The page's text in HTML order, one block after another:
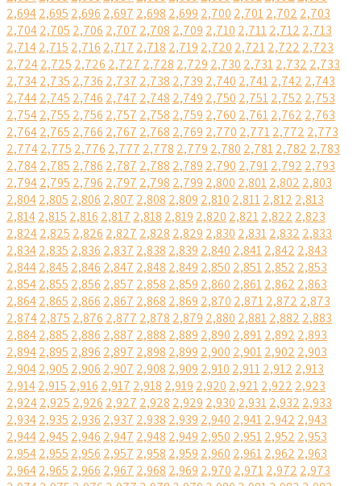
2,6942,695 2,696 2,697 2,698 2,699 2,700 2,7012,702 2,703
2,7042,705 2,706 2,707 2,708 2,709 2,710 2,7112,712 2,713
2,7142,715 2,716 2,717 2,718 2,719 2,720 2,7212,722 2,723
2,7242,725 2,726 2,727 2,728 2,729 2,730 2,7312,732 2,733
2,7342,735 2,736 2,737 2,738 2,739 2,740 2,7412,742 2,743
2,7442,745 2,746 2,747 2,748 2,749 2,750 2,7512,752 2,753
2,7542,755 2,756 2,757 2,758 2,759 2,760 2,7612,762 2,763
2,7642,765 2,766 2,767 2,768 2,769 2,770 2,7712,772 2,773
2,7742,775 2,776 2,777 2,778 2,779 2,780 2,7812,782 2,783
2,7842,785 2,786 2,787 2,788 2,789 2,790 2,7912,792 2,793
2,7942,795 2,796 2,797 2,798 2,799 2,800 2,8012,802 2,803
2,8042,805 2,806 2,807 2,808 2,809 2,810 2,8112,812 2,813
2,8142,815 2,816 2,817 2,818 2,819 2,820 2,8212,822 2,823
2,8242,825 2,826 2,827 2,828 2,829 2,830 2,8312,832 2,833
2,8342,835 2,836 2,837 2,838 2,839 2,840 2,8412,842 2,843
2,8442,845 2,846 2,847 2,848 2,849 2,850 2,8512,852 2,853
2,8542,855 2,856 2,857 2,858 2,859 2,860 2,8612,862 2,863
2,8642,865 2,866 2,867 2,868 2,869 2,870 2,8712,872 2,873
2,8742,875 2,876 2,877 2,878 2,879 2,880 2,8812,882 2,883
2,8842,885 2,886 2,887 2,888 2,889 2,890 2,8912,892 2,893
2,8942,895 2,896 2,897 2,898 2,899 2,900 2,9012,902 2,903
2,9042,905 2,906 2,907 2,908 2,909 2,910 2,9112,912 2,913
2,9142,915 2,916 2,917 2,918 2,919 2,920 2,9212,922 2,923
2,9242,925 2,926 2,927 2,928 2,929 2,930 2,9312,932 2,933
2,9342,935 2,936 2,937 2,938 2,939 2,940 2,9412,942 2,943
2,9442,945 2,946 2,947 2,948 2,949 2,950 2,9512,952 2,953
2,9542,955 2,956 2,957 2,958 2,959 2,960 2,9612,962 2,963
2,9642,965 2,966 2,967 2,968 2,969 2,970 2,9712,972 2,973